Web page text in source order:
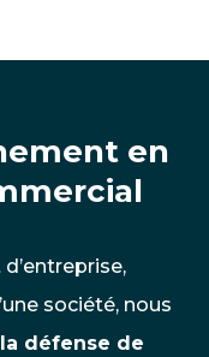
en
société, nous
la défense de